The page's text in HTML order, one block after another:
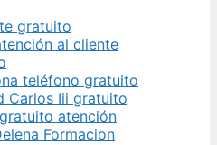
gratuito
al cliente
teléfono gratuito
Carlos Iii gratuito
atención
Formacion